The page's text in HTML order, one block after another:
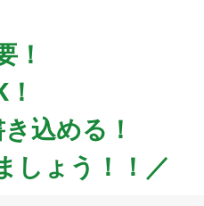
！
込める！
しょう！！／